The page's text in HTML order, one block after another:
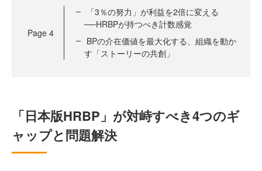
Page 4
「3％の努力」が利益を2倍に変える
──HRBPが持つべき計数感覚
BPの介在価値を最大化する、組織を動か
す「ストーリーの共創」
「日本版HRBP」が対峙すべき4つのギ
ャップと問題解決